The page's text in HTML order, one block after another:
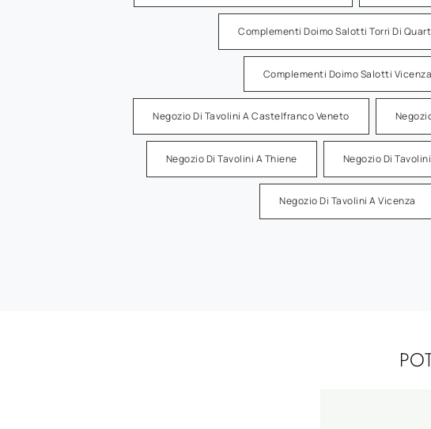
Complementi Doimo Salotti Torri Di
Complementi Doimo Salotti Vicenza
Negozio Di Tavolini A Castelfranco Veneto
Negozio Di Tavolini A Thiene Negozio Di
Negozio Di Tavolini A Vicenza